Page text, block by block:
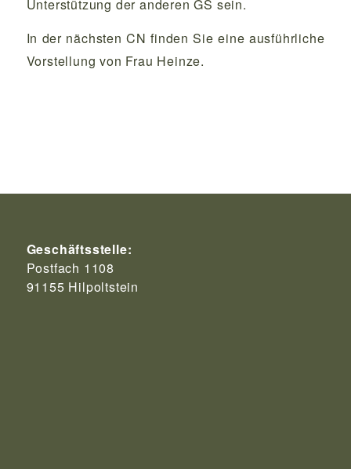
Unterstützung der anderen GS sein.
In der nächsten CN finden Sie eine ausführliche
Vorstellung von Frau Heinze.
Geschäftsstelle:
Postfach 1108
91155 Hilpoltstein